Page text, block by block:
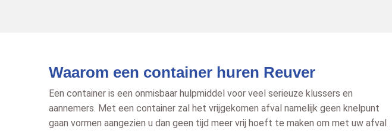
Waarom een container huren Reuver
Een container is een onmisbaar hulpmiddel voor veel serieuze klussers en
aannemers. Met een container zal het vrijgekomen afval namelijk geen knelpunt
gaan vormen aangezien u dan geen tijd meer vrij hoeft te maken om met uw afval